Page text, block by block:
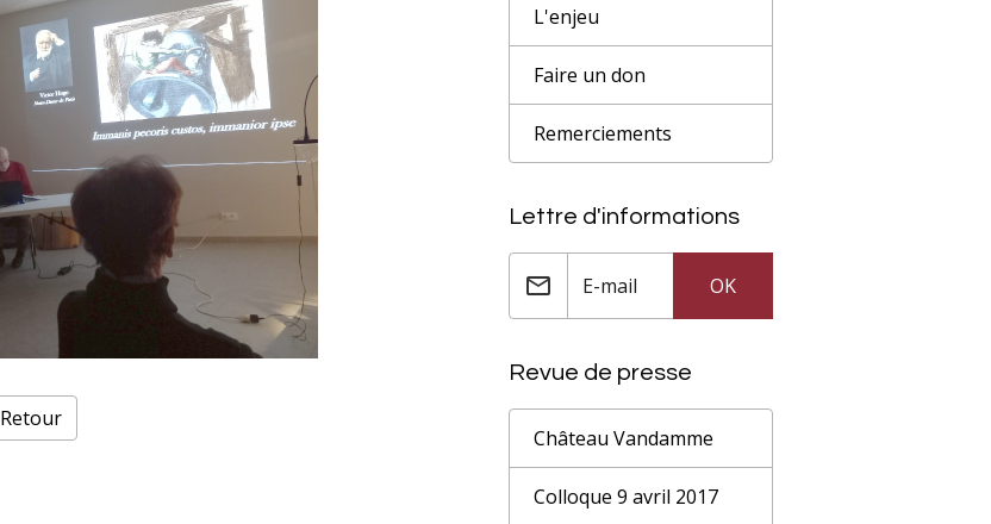
Retour
L'enjeu
Faire un don
Remerciements
Lettre d'informations
OK
Revue de presse
Château Vandamme
Colloque 9 avril 2017